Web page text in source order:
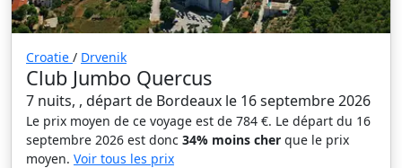
Croatie / Drvenik
Club Jumbo Quercus
7 nuits, , départ de Bordeaux le 16 septembre 2026
Le prix moyen de ce voyage est de 784 €. Le départ du 16
septembre 2026 est donc 34% moins cher que le prix
moyen. Voir tous les prix